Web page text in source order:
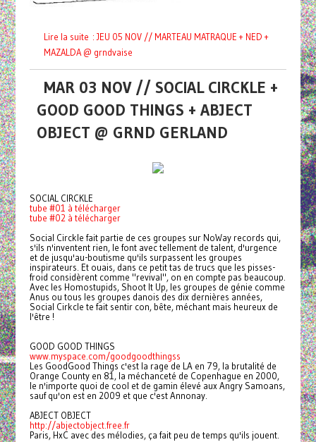
Lire la suite : JEU 05 NOV // MARTEAU MATRAQUE + NED +
MAZALDA @ grndvaise
MAR 03 NOV // SOCIAL CIRCKLE +
GOOD GOOD THINGS + ABJECT
OBJECT @ GRND GERLAND
SOCIAL CIRCKLE
tube #01 à télécharger
tube #02 à télécharger
Social Circkle fait partie de ces groupes sur NoWay records qui,
s'ils n'inventent rien, le font avec tellement de talent, d'urgence
et de jusqu'au-boutisme qu'ils surpassent les groupes
inspirateurs. Et ouais, dans ce petit tas de trucs que les pisses-
froid considèrent comme "revival", on en compte pas beaucoup.
Avec les Homostupids, Shoot It Up, les groupes de génie comme
Anus ou tous les groupes danois des dix dernières années,
Social Cirkcle te fait sentir con, bête, méchant mais heureux de
l'être !
GOOD GOOD THINGS
www.myspace.com/goodgoodthingss
Les GoodGood Things c'est la rage de LA en 79, la brutalité de
Orange County en 81, la méchanceté de Copenhague en 2000,
le n'importe quoi de cool et de gamin élevé aux Angry Samoans,
sauf qu'on est en 2009 et que c'est Annonay.
ABJECT OBJECT
http://abjectobject.free.fr
Paris, HxC avec des mélodies, ça fait peu de temps qu'ils jouent.